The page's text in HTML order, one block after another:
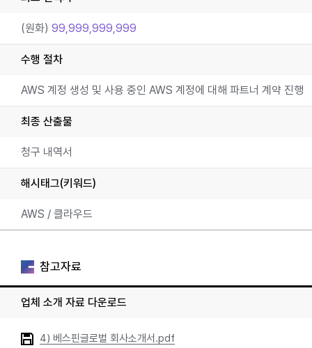
(원화) 99,999,999,999
수행 절차
AWS 계정 생성 및 사용 중인 AWS 계정에 대해 파트너 계약 진행
최종 산출물
청구 내역서
해시태그(키워드)
AWS / 클라우드
참고자료
업체 소개 자료 다운로드
4) 베스핀글로벌 회사소개서.pdf